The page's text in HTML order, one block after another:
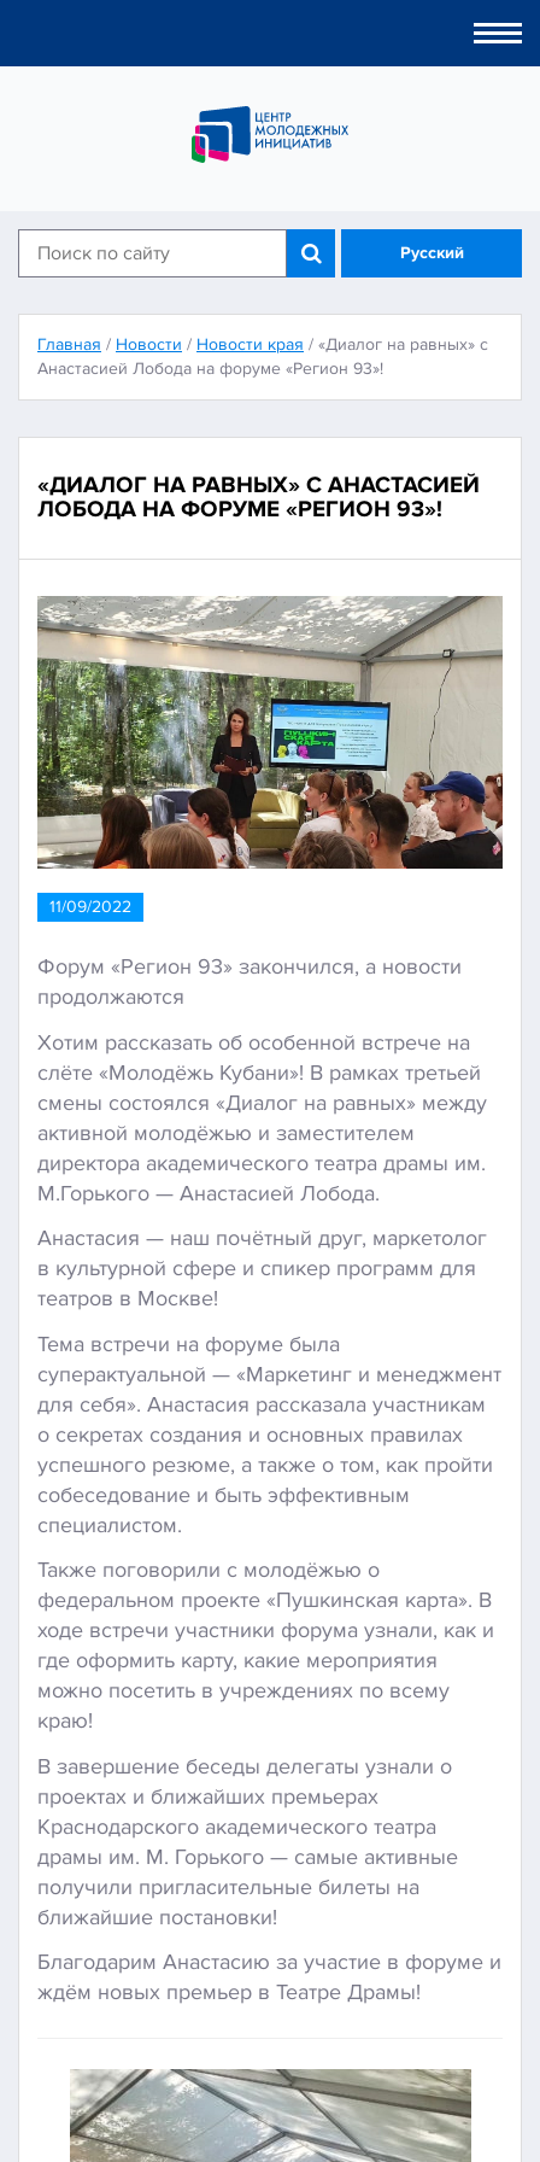
Русский
Главная / Новости / Новости края / «Диалог на равных» с
Анастасией Лобода на форуме «Регион 93»!
«ДИАЛОГ НА РАВНЫХ» С АНАСТАСИЕЙ
ЛОБОДА НА ФОРУМЕ «РЕГИОН 93»!
11/09/2022
Форум «Регион 93» закончился, а новости
продолжаются
Хотим рассказать об особенной встрече на
слёте «Молодёжь Кубани»! В рамках третьей
смены состоялся «Диалог на равных» между
активной молодёжью и заместителем
директора академического театра драмы им.
М.Горького — Анастасией Лобода.
Анастасия — наш почётный друг, маркетолог
в культурной сфере и спикер программ для
театров в Москве!
Тема встречи на форуме была
суперактуальной — «Маркетинг и менеджмент
для себя». Анастасия рассказала участникам
о секретах создания и основных правилах
успешного резюме, а также о том, как пройти
собеседование и быть эффективным
специалистом.
Также поговорили с молодёжью о
федеральном проекте «Пушкинская карта». В
ходе встречи участники форума узнали, как и
где оформить карту, какие мероприятия
можно посетить в учреждениях по всему
краю!
В завершение беседы делегаты узнали о
проектах и ближайших премьерах
Краснодарского академического театра
драмы им. М. Горького — самые активные
получили пригласительные билеты на
ближайшие постановки!
Благодарим Анастасию за участие в форуме и
ждём новых премьер в Театре Драмы!